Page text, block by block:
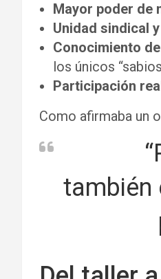
Mayor poder de
Unidad sindical
Conocimiento
los únicos
Participación
Como afirmaba un
también